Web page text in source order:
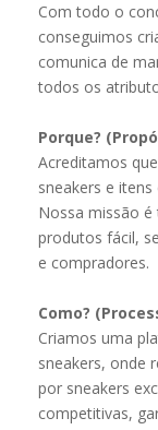
Com todo o
conseguimos
comunica de
todos os
Porque?
Acreditamos
sneakers e
Nossa missão
produtos fácil,
e compradores.
Como?
Criamos uma
sneakers, onde
por sneakers
competitivas,